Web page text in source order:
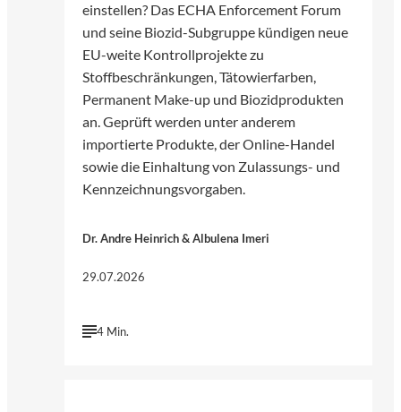
einstellen? Das ECHA Enforcement Forum
und seine Biozid-Subgruppe kündigen neue
EU-weite Kontrollprojekte zu
Stoffbeschränkungen, Tätowierfarben,
Permanent Make-up und Biozidprodukten
an. Geprüft werden unter anderem
importierte Produkte, der Online-Handel
sowie die Einhaltung von Zulassungs- und
Kennzeichnungsvorgaben.
Dr. Andre Heinrich & Albulena Imeri
29.07.2026
4 Min.